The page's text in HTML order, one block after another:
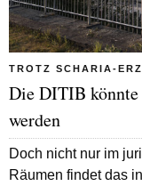
TROTZ SCHARIA-
Die DITIB könnte
werden
Doch nicht nur im
Räumen findet das